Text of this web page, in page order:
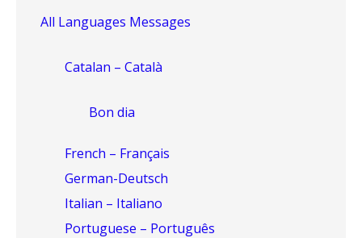
All Languages Messages
Catalan – Català
Bon dia
French – Français
German-Deutsch
Italian – Italiano
Portuguese – Português